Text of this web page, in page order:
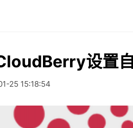
设置
25 15:18:54